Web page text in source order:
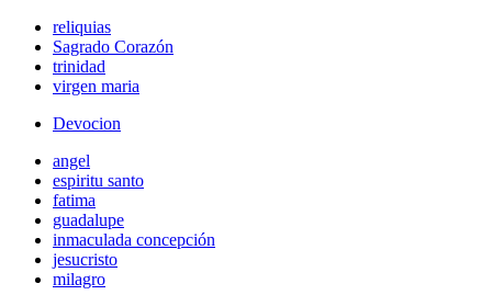
reliquias
Sagrado Corazón
trinidad
virgen maria
Devocion
angel
espiritu santo
fatima
guadalupe
inmaculada concepción
jesucristo
milagro